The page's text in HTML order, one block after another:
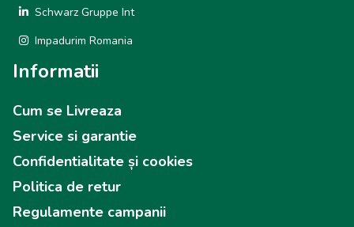
Schwarz Gruppe Int
Impadurim Romania
Informatii
Cum se Livreaza
Service si garantie
Confidentialitate și cookies
Politica de retur
Regulamente campanii